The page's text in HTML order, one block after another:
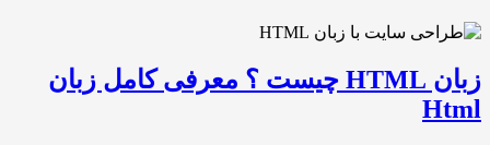
زبان HTML چیست ؟ معرفی کامل زبان
Html